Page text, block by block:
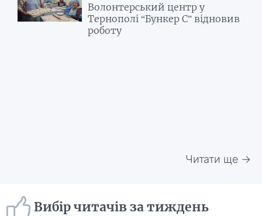
Волонтерський центр у
Тернополі “Бункер С” відновив
роботу
Читати ще →
Вибір читачів за тиждень